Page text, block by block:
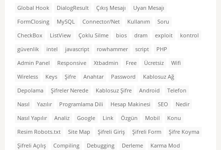
Global Hook
DialogResult Çıkış Mesajı
Uyarı Mesajı
FormClosing
MySQL Connector/Net Kullanım
Soru
CheckBox
ListView Çoklu Silme bios dram exploit
kontrol
güvenlik
intel javascript rowhammer script
PHP
Admin Panel
Responsive Xtbadmin Free Ücretsiz
Wifi
Wireless
Keys Şifre Anahtar Password
Kablosuz Ağ
Depolama
Şifreler Nerede Kablosuz Şifre Android
Telefon
Nasıl
Yazılır Programlama Dili Hesap Makinesi SEO
Nedir
Nasıl Yapılır
Analiz Google Link Özgün Mobil
Konu
Resim Robots.txt
Site Map Şifreli Giriş Şifreli Form
Şifre Koyma
Şifreli Açılış
Compiling Debugging Derleme
Karma Mod